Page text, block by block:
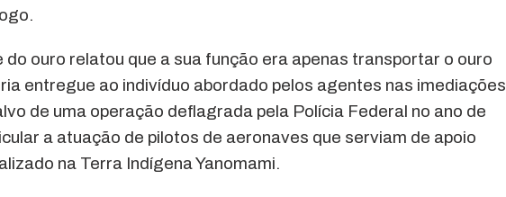
ouro relatou que a sua função era apenas transportar o ouro
entregue ao indivíduo abordado pelos agentes nas imediações
de uma operação deflagrada pela Polícia Federal no ano de
a atuação de pilotos de aeronaves que serviam de apoio
na Terra Indígena Yanomami.